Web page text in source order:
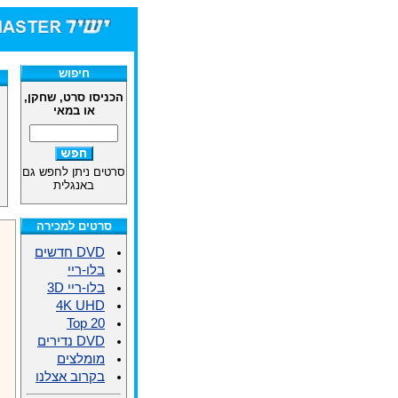
חיפוש
הכניסו סרט, שחקן,
או במאי
סרטים ניתן לחפש גם
באנגלית
סרטים למכירה
DVD חדשים
בלו-ריי
בלו-ריי 3D
4K UHD
Top 20
DVD נדירים
מומלצים
בקרוב אצלנו